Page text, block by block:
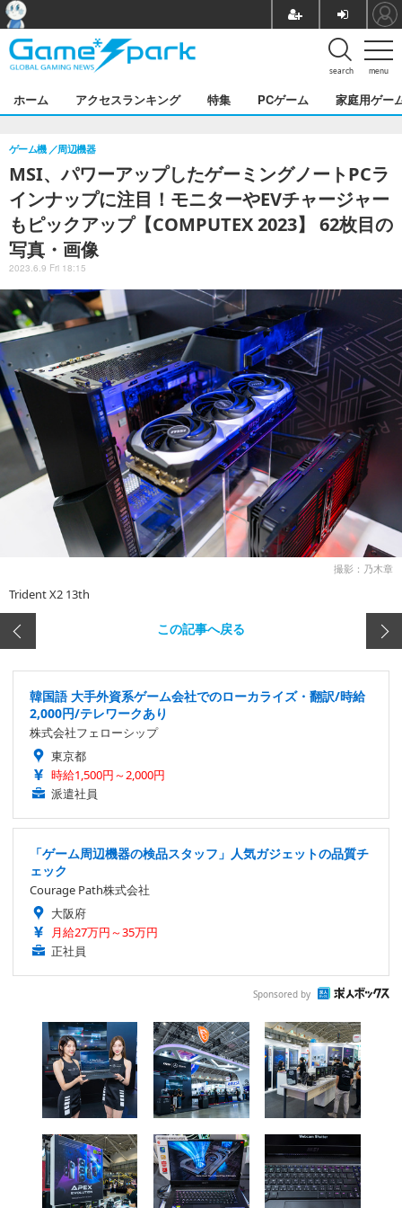
menu
search
ホーム アクセスランキング 特集 PCゲーム 家庭用ゲー
MSI、パワーアップしたゲーミングノートPCラ
インナップに注目！モニターやEVチャージャー
もピックアップ【COMPUTEX 2023】 62枚目の
写真・画像
ゲーム機 周辺機器
2023.6.9 Fri 18:15
撮影：乃木章
Trident X2 13th
この記事へ戻る
韓国語 大手外資系ゲーム会社でのローカライズ・翻訳/時給
2,000円/テレワークあり
株式会社フェローシップ
東京都
時給1,500円～2,000円
派遣社員
「ゲーム周辺機器の検品スタッフ」人気ガジェットの品質チ
ェック
Courage Path株式会社
大阪府
月給27万円～35万円
正社員
Sponsored by